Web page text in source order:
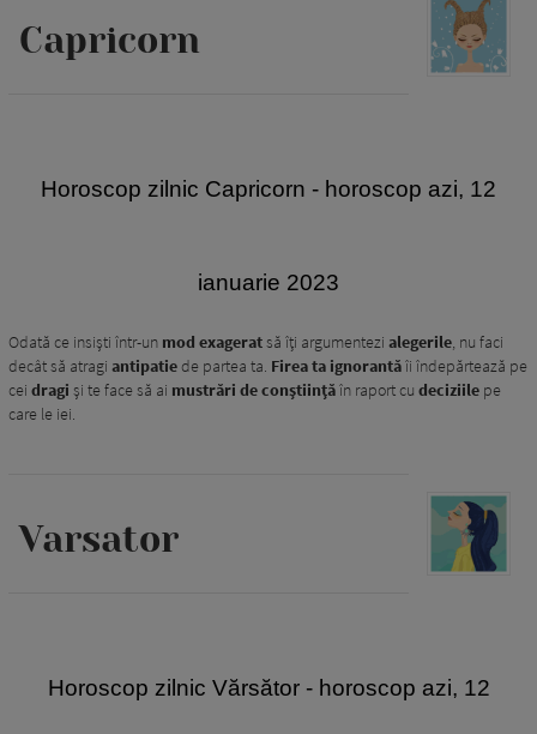
Capricorn
Horoscop zilnic Capricorn - horoscop azi, 12
ianuarie 2023
Odată ce insiști într-un mod exageratsă îți argumentezi alegerile, nu faci
decât să atragi antipatiede partea ta. Firea ta ignorantăîi îndepărtează pe
cei dragi și te face să ai mustrări de conștiințăîn raport cu deciziile pe
care le iei.
Varsator
Horoscop zilnic Vărsător - horoscop azi, 12